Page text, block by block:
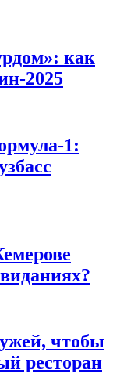
как
2025
1:
чтобы
ресторан